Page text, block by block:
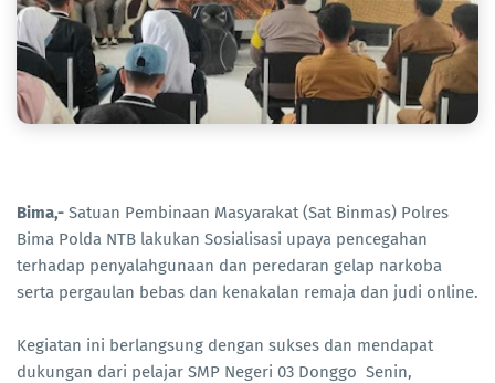
Bima,- Satuan Pembinaan Masyarakat (Sat Binmas) Polres
Bima Polda NTB lakukan Sosialisasi upaya pencegahan
terhadap penyalahgunaan dan peredaran gelap narkoba
serta pergaulan bebas dan kenakalan remaja dan judi online.
Kegiatan ini berlangsung dengan sukses dan mendapat
dukungan dari pelajar SMP Negeri 03 Donggo Senin,